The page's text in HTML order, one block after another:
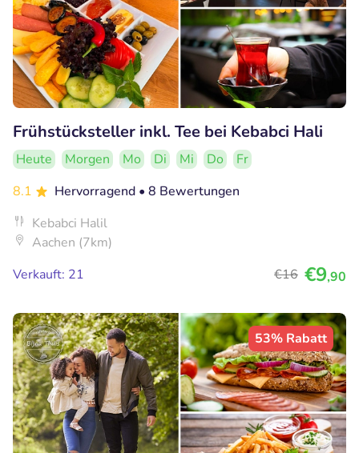
Frühstücksteller inkl. Tee bei Kebabci Hali
Heute Morgen Mo Di Mi Do
Fr
8.1
Hervorragend • 8 Bewertungen
Kebabci Halil
Aachen (7km)
Verkauft: 21
€16 €9,90
53% Rabatt